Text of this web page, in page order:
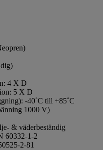
)
: 4 X D
: 5 X D
-40˚C till +85˚C
1000 V)
- & väderbeständig
60332-1-2
2-81